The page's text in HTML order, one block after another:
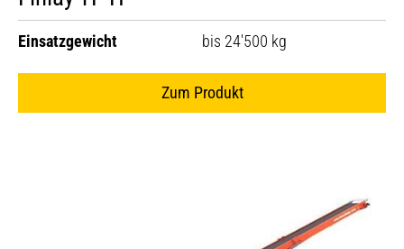
Einsatzgewicht bis 24'500 kg
Zum Produkt